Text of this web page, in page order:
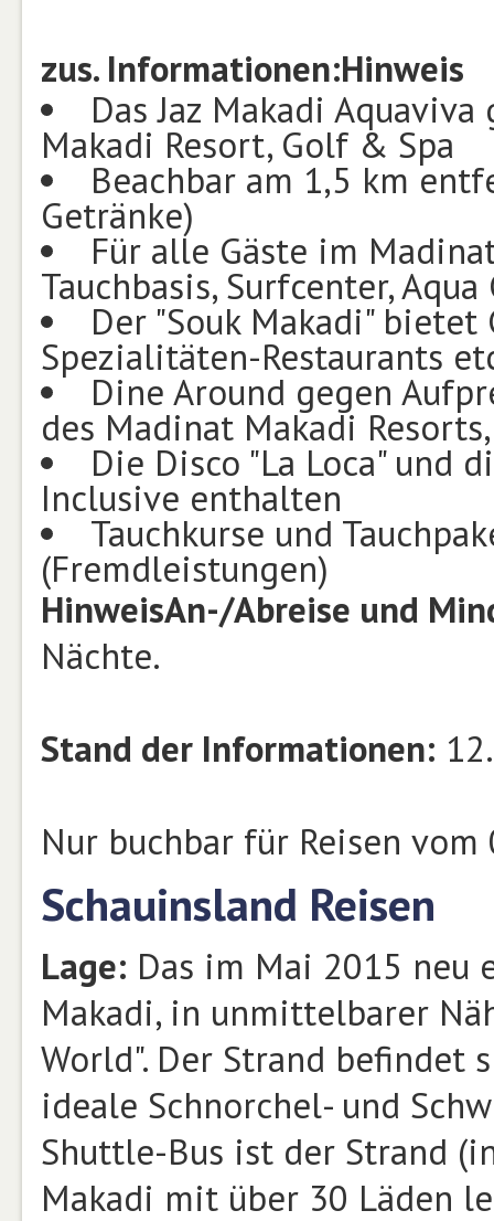
zus. Informationen:Hinweis
Das Jaz Makadi
Makadi Resort, Golf & Spa
Beachbar am 1,5 km
Getränke)
Für alle Gäste im
Tauchbasis, Surfcenter,
Der "Souk Makadi" bietet
Spezialitäten-Restaurants
Dine Around gegen
des Madinat Makadi
Die Disco "La Loca" und
Inclusive enthalten
Tauchkurse und
(Fremdleistungen)
HinweisAn-/Abreise und
Nächte.
Stand der Informationen:
Nur buchbar für Reisen
Schauinsland Reisen
Lage: Das im Mai 2015 neu
Makadi, in unmittelbarer
World". Der Strand befindet
ideale Schnorchel- und
Shuttle-Bus ist der Strand
Makadi mit über 30 Läden